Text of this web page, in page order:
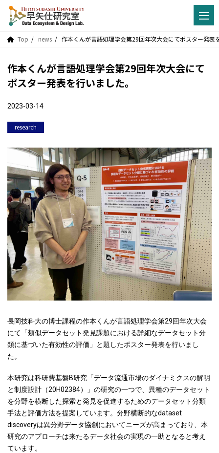
Top news 作本くんが言語処理学会第29回年次大会にてポスター発表
作本くんが言語処理学会第29回年次大会にて
ポスター発表を行いました。
2023-03-14
research
長岡技科大の博士課程の作本くんが言語処理学会第29回年次大会
にて「類似データセット発見課題における詳細なデータセット分
類に基づいた有効性の評価」と題したポスター発表を行いまし
た。
本研究は科研費基盤B研究「データ流通市場のダイナミクスの解明
と制度設計（20H02384）」の研究の一つで、異種のデータセット
を分野を横断した探索と発見を促進するためのデータセット分類
手法と評価方法を提案しています。分野横断的なdataset
discoveryは異分野データ協創においてニーズが高まっており、本
研究のアプローチは来たるデータ社会の実現の一助となると考え
ています。